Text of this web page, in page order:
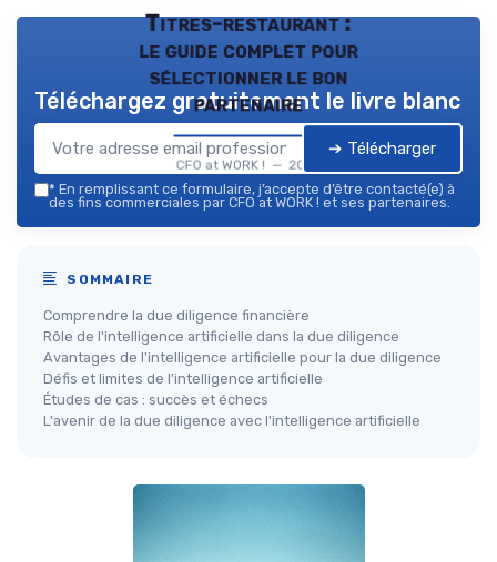
Titres-restaurant :
le guide complet pour
sélectionner le bon
partenaire
CFO at WORK ! — 2026
Téléchargez gratuitement le livre blanc
➔ Télécharger
* En remplissant ce formulaire, j’accepte d’être contacté(e) à
des fins commerciales par CFO at WORK ! et ses partenaires.
SOMMAIRE
Comprendre la due diligence financière
Rôle de l'intelligence artificielle dans la due diligence
Avantages de l'intelligence artificielle pour la due diligence
Défis et limites de l'intelligence artificielle
Études de cas : succès et échecs
L'avenir de la due diligence avec l'intelligence artificielle